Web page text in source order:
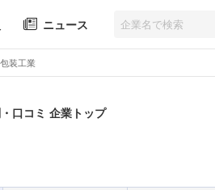
ニュース
装工業
口コミ 企業トップ